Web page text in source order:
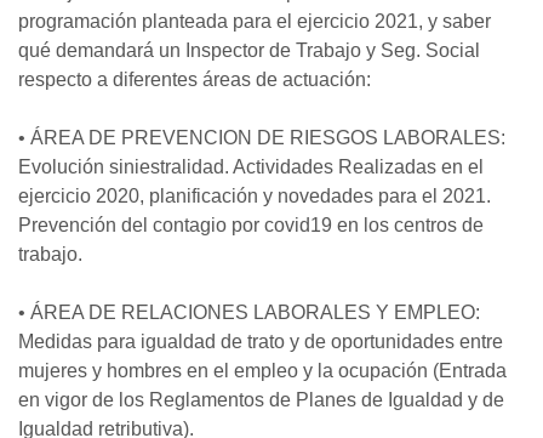
programación planteada para el ejercicio 2021, y saber
qué demandará un Inspector de Trabajo y Seg. Social
respecto a diferentes áreas de actuación:
• ÁREA DE PREVENCION DE RIESGOS LABORALES:
Evolución siniestralidad. Actividades Realizadas en el
ejercicio 2020, planificación y novedades para el 2021.
Prevención del contagio por covid19 en los centros de
trabajo.
• ÁREA DE RELACIONES LABORALES Y EMPLEO:
Medidas para igualdad de trato y de oportunidades entre
mujeres y hombres en el empleo y la ocupación (Entrada
en vigor de los Reglamentos de Planes de Igualdad y de
Igualdad retributiva).